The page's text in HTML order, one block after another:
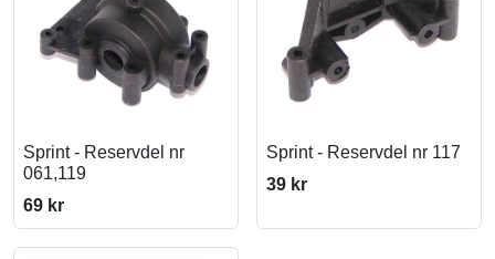
Sprint - Reservdel nr
061,119
69 kr
Sprint - Reservdel nr 117
39 kr